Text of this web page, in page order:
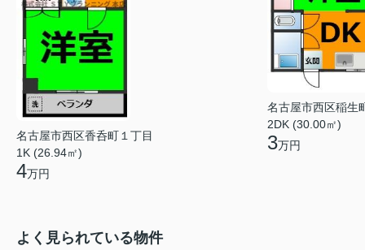
名古屋市西区香呑町１丁目
1K (26.94㎡)
4万円
名古屋市西区稲生
2DK (30.00㎡)
3万円
よく見られている物件